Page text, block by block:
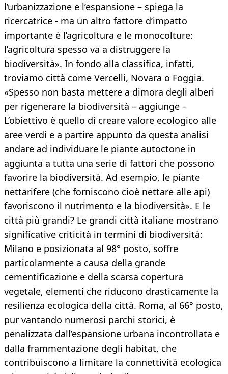
l’urbanizzazione e l’espansione – spiega la
ricercatrice - ma un altro fattore d’impatto
importante è l’agricoltura e le monocolture:
l’agricoltura spesso va a distruggere la
biodiversità». In fondo alla classifica, infatti,
troviamo città come Vercelli, Novara o Foggia.
«Spesso non basta mettere a dimora degli alberi
per rigenerare la biodiversità – aggiunge –
L’obiettivo è quello di creare valore ecologico alle
aree verdi e a partire appunto da questa analisi
andare ad individuare le piante autoctone in
aggiunta a tutta una serie di fattori che possono
favorire la biodiversità. Ad esempio, le piante
nettarifere (che forniscono cioè nettare alle api)
favoriscono il nutrimento e la biodiversità». E le
città più grandi? Le grandi città italiane mostrano
significative criticità in termini di biodiversità:
Milano e posizionata al 98° posto, soffre
particolarmente a causa della grande
cementificazione e della scarsa copertura
vegetale, elementi che riducono drasticamente la
resilienza ecologica della città. Roma, al 66° posto,
pur vantando numerosi parchi storici, è
penalizzata dall’espansione urbana incontrollata e
dalla frammentazione degli habitat, che
contribuiscono a limitare la connettività ecologica